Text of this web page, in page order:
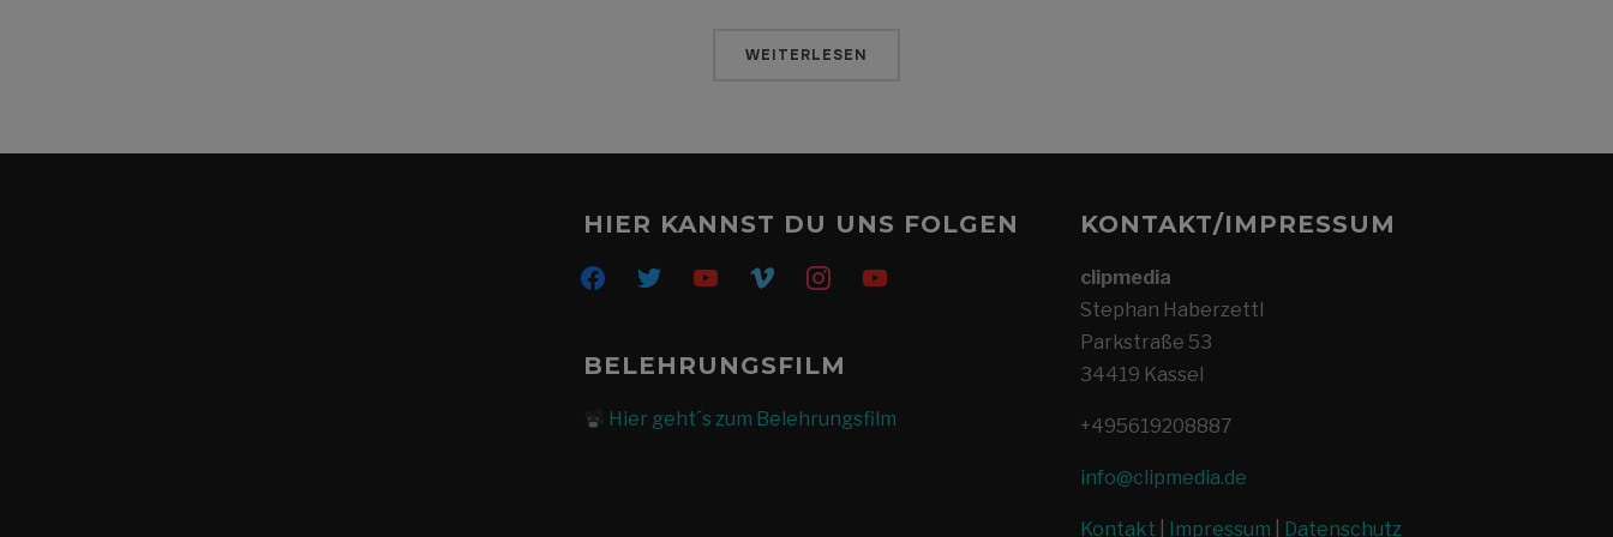
WEITERLESEN
HIER KANNST DU UNS FOLGEN
facebooktwitter youtubevimeo instagramyoutube
BELEHRUNGSFILM
Hier geht´s zum Belehrungsfilm
KONTAKT/IMPRESSUM
clipmedia
Stephan Haberzettl
Parkstraße 53
34419 Kassel
+495619208887
info@clipmedia.de
Kontakt Impressum Datenschutz